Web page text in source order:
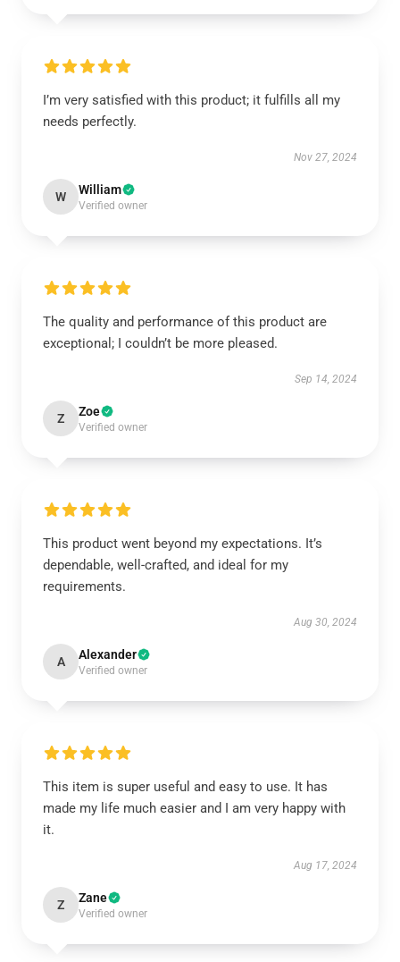
I’m very satisfied with this product; it fulfills all my
needs perfectly.
Nov 27, 2024
W William
Verified owner
The quality and performance of this product are
exceptional; I couldn’t be more pleased.
Sep 14, 2024
Z Zoe
Verified owner
This product went beyond my expectations. It’s
dependable, well-crafted, and ideal for my
requirements.
Aug 30, 2024
A Alexander
Verified owner
This item is super useful and easy to use. It has
made my life much easier and I am very happy with
it.
Aug 17, 2024
Z Zane
Verified owner